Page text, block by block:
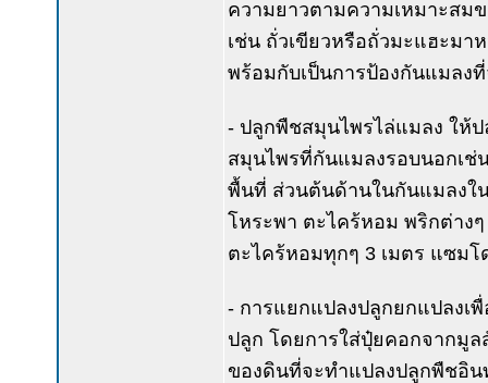
ความยาวตามความเหมาะสม
เช่น ถั่วเขียวหรือถั่วมะแฮะมา
พร้อมกับเป็นการป้องกันแมลง
- ปลูกพืชสมุนไพรไล่แมลง ให้
สมุนไพรที่กันแมลงรอบนอกเช่
พื้นที่ ส่วนต้นด้านในกันแมลงใน
โหระพา ตะไคร้หอม พริกต่าง
ตะไคร้หอมทุกๆ 3 เมตร แซม
- การแยกแปลงปลูกยกแปลงเ
ปลูก โดยการใส่ปุ๋ยคอกจากมู
ของดินที่จะทำแปลงปลูกพืชอิ